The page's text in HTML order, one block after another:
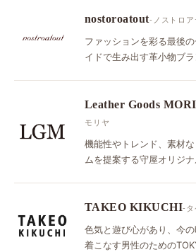
nostoroatout-ノストロア
ファッションを彩る最後
イドで生み出す革小物ブラ
Leather Goods
モリヤ
機能性やトレンド、素材
ムを提案する守屋オリジナ
TAKEO KIKUCHI-タ
色気と遊び心があり、今の
着こなす男性のための